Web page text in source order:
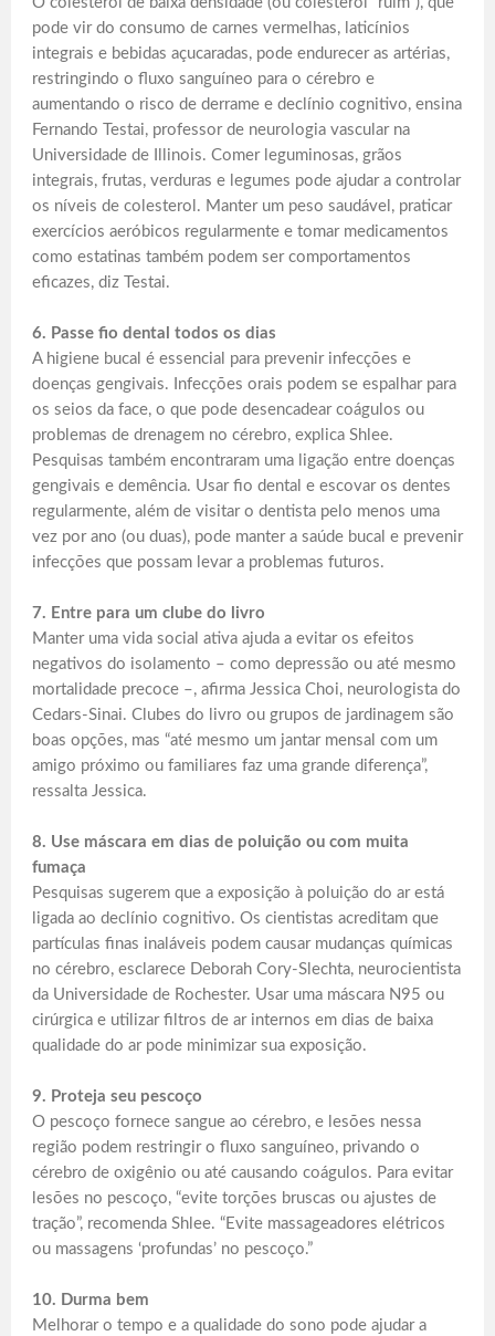
pode vir do consumo de carnes vermelhas, laticínios
integrais e bebidas açucaradas, pode endurecer as artérias,
restringindo o fluxo sanguíneo para o cérebro e
aumentando o risco de derrame e declínio cognitivo, ensina
Fernando Testai, professor de neurologia vascular na
Universidade de Illinois. Comer leguminosas, grãos
integrais, frutas, verduras e legumes pode ajudar a controlar
os níveis de colesterol. Manter um peso saudável, praticar
exercícios aeróbicos regularmente e tomar medicamentos
como estatinas também podem ser comportamentos
eficazes, diz Testai.
6. Passe fio dental todos os dias
A higiene bucal é essencial para prevenir infecções e
doenças gengivais. Infecções orais podem se espalhar para
os seios da face, o que pode desencadear coágulos ou
problemas de drenagem no cérebro, explica Shlee.
Pesquisas também encontraram uma ligação entre doenças
gengivais e demência. Usar fio dental e escovar os dentes
regularmente, além de visitar o dentista pelo menos uma
vez por ano (ou duas), pode manter a saúde bucal e prevenir
infecções que possam levar a problemas futuros.
7. Entre para um clube do livro
Manter uma vida social ativa ajuda a evitar os efeitos
negativos do isolamento – como depressão ou até mesmo
mortalidade precoce –, afirma Jessica Choi, neurologista do
Cedars-Sinai. Clubes do livro ou grupos de jardinagem são
boas opções, mas “até mesmo um jantar mensal com um
amigo próximo ou familiares faz uma grande diferença”,
ressalta Jessica.
8. Use máscara em dias de poluição ou com muita
fumaça
Pesquisas sugerem que a exposição à poluição do ar está
ligada ao declínio cognitivo. Os cientistas acreditam que
partículas finas inaláveis podem causar mudanças químicas
no cérebro, esclarece Deborah Cory-Slechta, neurocientista
da Universidade de Rochester. Usar uma máscara N95 ou
cirúrgica e utilizar filtros de ar internos em dias de baixa
qualidade do ar pode minimizar sua exposição.
9. Proteja seu pescoço
O pescoço fornece sangue ao cérebro, e lesões nessa
região podem restringir o fluxo sanguíneo, privando o
cérebro de oxigênio ou até causando coágulos. Para evitar
lesões no pescoço, “evite torções bruscas ou ajustes de
tração”, recomenda Shlee. “Evite massageadores elétricos
ou massagens ‘profundas’ no pescoço.”
10. Durma bem
Melhorar o tempo e a qualidade do sono pode ajudar a